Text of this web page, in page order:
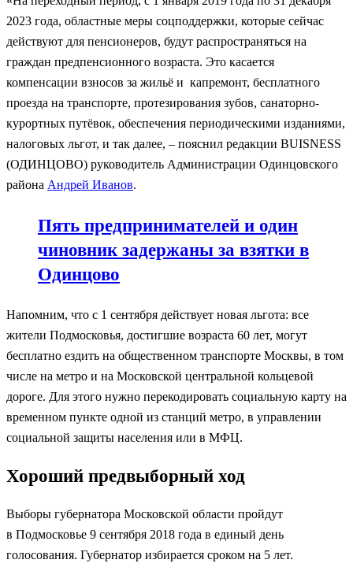
2023 года, областные меры соцподдержки, которые сейчас
действуют для пенсионеров, будут распространяться на
граждан предпенсионного возраста. Это касается
компенсации взносов за жильё и капремонт, бесплатного
проезда на транспорте, протезирования зубов, санаторно-
курортных путёвок, обеспечения периодическими изданиями,
налоговых льгот, и так далее, – пояснил редакции BUISNESS
(ОДИНЦОВО) руководитель Администрации Одинцовского
района Андрей Иванов.
Пять предпринимателей и один
чиновник задержаны за взятки в
Одинцово
Напомним, что с 1 сентября действует новая льгота: все
жители Подмосковья, достигшие возраста 60 лет, могут
бесплатно ездить на общественном транспорте Москвы, в том
числе на метро и на Московской центральной кольцевой
дороге. Для этого нужно перекодировать социальную карту на
временном пункте одной из станций метро, в управлении
социальной защиты населения или в МФЦ.
Хороший предвыборный ход
Выборы губернатора Московской области пройдут
в Подмосковье 9 сентября 2018 года в единый день
голосования. Губернатор избирается сроком на 5 лет.